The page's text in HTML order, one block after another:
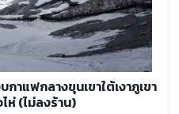
าแฟกลางขุนเขาใต้เงาภูเขา
ห่ (ไม่ลงร้าน)